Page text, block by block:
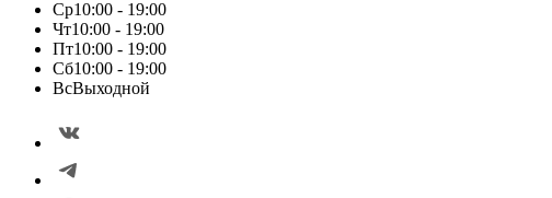
Ср10:00 - 19:00
Чт10:00 - 19:00
Пт10:00 - 19:00
Сб10:00 - 19:00
ВсВыходной